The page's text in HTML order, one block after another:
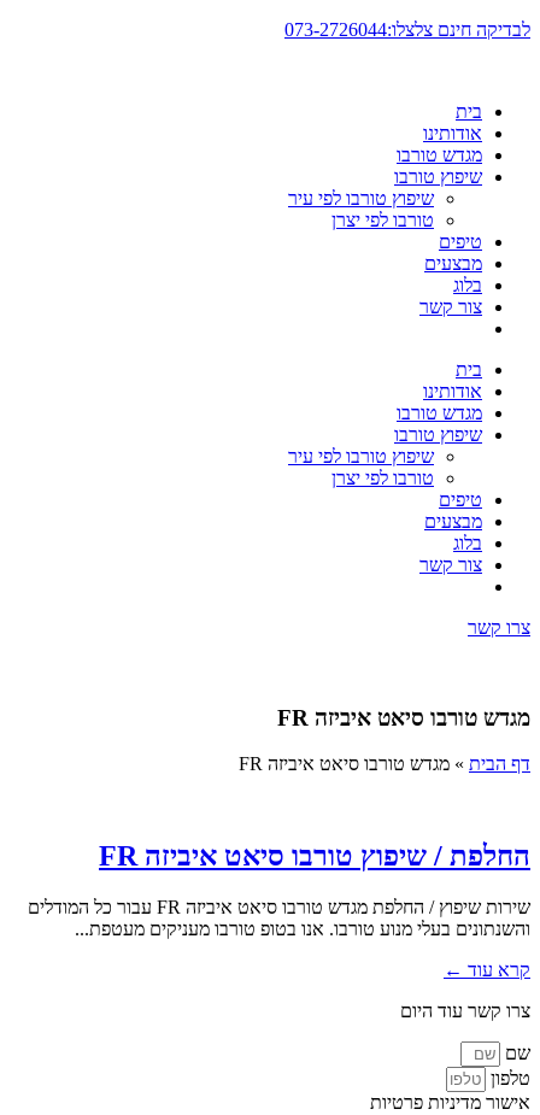
דלג
לבדיקה חינם צלצלו:073-2726044
בית
אודותינו
מגדש טורבו
שיפוץ טורבו
שיפוץ טורבו לפי עיר
טורבו לפי יצרן
טיפים
מבצעים
בלוג
צור קשר
בית
אודותינו
מגדש טורבו
שיפוץ טורבו
שיפוץ טורבו לפי עיר
טורבו לפי יצרן
טיפים
מבצעים
בלוג
צור קשר
צרו קשר
מגדש טורבו סיאט איביזה FR
דף הבית » מגדש טורבו סיאט איביזה FR
החלפת / שיפוץ טורבו סיאט איביזה FR
שירות שיפוץ / החלפת מגדש טורבו סיאט איביזה FR עבור כל המודלים
והשנתונים בעלי מנוע טורבו. אנו בטופ טורבו מעניקים מעטפת...
קרא עוד ←
צרו קשר עוד היום
שם
טלפון
אישור מדיניות פרטיות